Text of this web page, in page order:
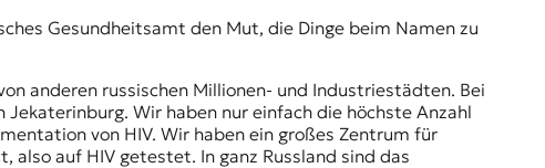
Gesundheitsamt den Mut, die Dinge beim Namen zu
anderen russischen Millionen- und Industriestädten. Bei
Wir haben nur einfach die höchste Anzahl
von HIV. Wir haben ein großes Zentrum für
also auf HIV getestet. In ganz Russland sind das